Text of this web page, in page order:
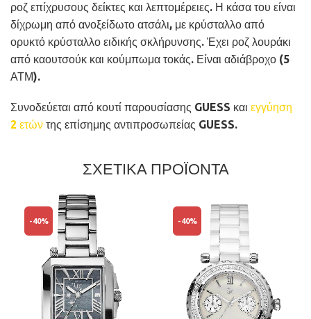
ροζ επίχρυσους δείκτες και λεπτομέρειες. Η κάσα του είναι
δίχρωμη από ανοξείδωτο ατσάλι, με κρύσταλλο από
ορυκτό κρύσταλλο ειδικής σκλήρυνσης. Έχει ροζ λουράκι
από καουτσούκ και κούμπωμα τοκάς. Είναι αδιάβροχο (5
ΑΤΜ).
Συνοδεύεται από κουτί παρουσίασης GUESS και εγγύηση
2 ετών της επίσημης αντιπροσωπείας GUESS.
ΣΧΕΤΙΚΑ ΠΡΟΪΟΝΤΑ
-40% -40%